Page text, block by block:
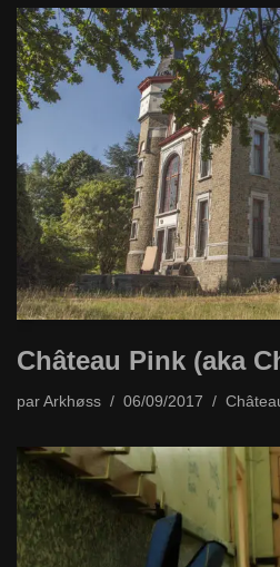
Château Pink (aka
par Arkhøss 06/09/2017